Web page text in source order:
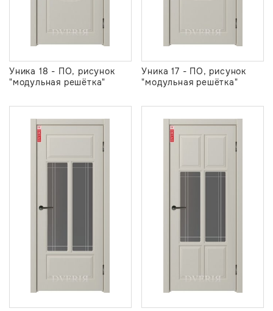
Уника 18 - ПО, рисунок
"модульная решётка"
Уника 17 - ПО, рисунок
"модульная решётка"